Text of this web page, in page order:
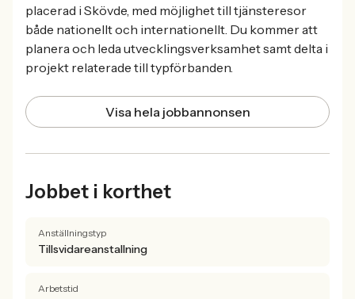
placerad i Skövde, med möjlighet till tjänsteresor
både nationellt och internationellt. Du kommer att
planera och leda utvecklingsverksamhet samt delta i
projekt relaterade till typförbanden.
Visa hela jobbannonsen
Jobbet i korthet
Anställningstyp
Tillsvidareanstallning
Arbetstid